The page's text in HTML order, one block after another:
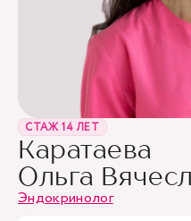
СТАЖ 14 ЛЕТ
Каратаева
Ольга
Эндокринолог